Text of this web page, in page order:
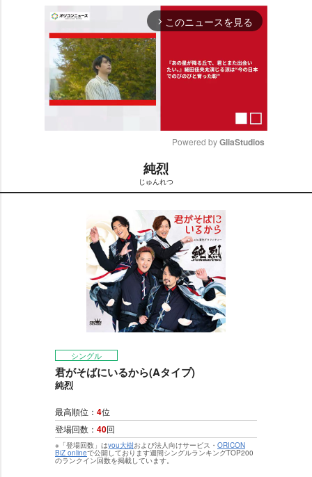
arrow_forward_ios このニュースを見る
t
e
Powered by GliaStudios
純烈
じゅんれつ
シングル
君がそばにいるから(Aタイプ)
純烈
最高順位： 4位
登場回数： 40回
※「登場回数」はyou大樹および法人向けサービス・ ORICON
BiZ onlineで公開しております週間シングルランキングTOP200
のランクイン回数を掲載しています。